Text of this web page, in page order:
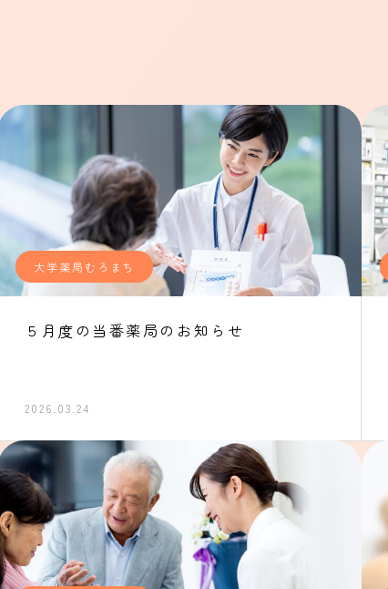
大学薬局むろまち
５月度の当番薬局のお知らせ
2026.03.24